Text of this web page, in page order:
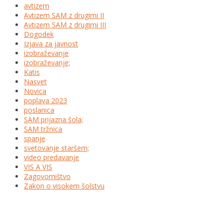
avtizem
Avtizem SAM z drugimi II
Avtizem SAM z drugimi III
Dogodek
Izjava za javnost
izobraževanje
izobraževanje;
Katis
Nasvet
Novica
poplava 2023
poslanica
SAM prijazna šola;
SAM tržnica
spanje
svetovanje staršem;
video predavanje
VIS A VIS
Zagovorništvo
Zakon o visokem šolstvu